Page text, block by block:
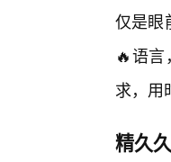
仅是眼
🔥语
求，用
精久